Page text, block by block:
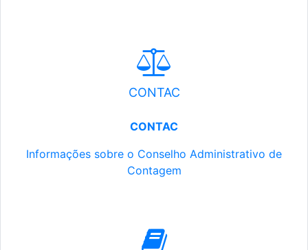
CONTAC
CONTAC
Informações sobre o Conselho Administrativo de
Contagem